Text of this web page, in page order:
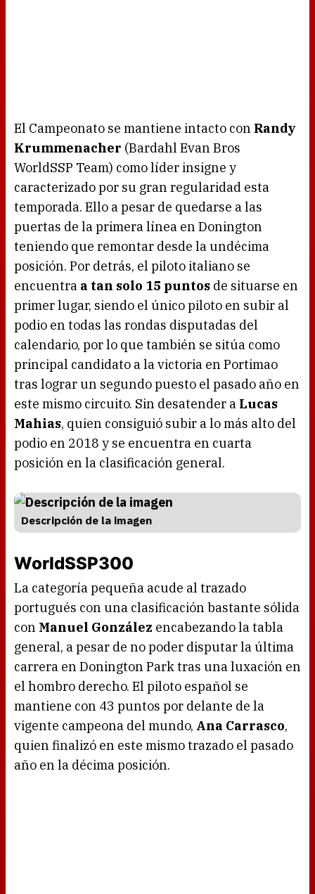
El Campeonato se mantiene intacto con Randy
Krummenacher (Bardahl Evan Bros
WorldSSP Team) como líder insigne y
caracterizado por su gran regularidad esta
temporada. Ello a pesar de quedarse a las
puertas de la primera línea en Donington
teniendo que remontar desde la undécima
posición. Por detrás, el piloto italiano se
encuentra a tan solo 15 puntos de situarse en
primer lugar, siendo el único piloto en subir al
podio en todas las rondas disputadas del
calendario, por lo que también se sitúa como
principal candidato a la victoria en Portimao
tras lograr un segundo puesto el pasado año en
este mismo circuito. Sin desatender a Lucas
Mahias, quien consiguió subir a lo más alto del
podio en 2018 y se encuentra en cuarta
posición en la clasificación general.
Descripción de la imagen
WorldSSP300
La categoría pequeña acude al trazado
portugués con una clasificación bastante sólida
con Manuel González encabezando la tabla
general, a pesar de no poder disputar la última
carrera en Donington Park tras una luxación en
el hombro derecho. El piloto español se
mantiene con 43 puntos por delante de la
vigente campeona del mundo, Ana Carrasco,
quien finalizó en este mismo trazado el pasado
año en la décima posición.